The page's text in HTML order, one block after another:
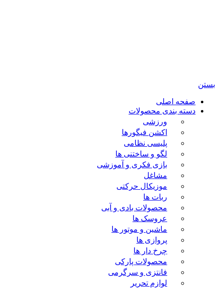
صفحه اصلی
دسته بندی محصولات
ورزشی
اکشن فیگورها
پلیسی نظامی
لگو و ساختنی ها
بازی فکری و آموزشی
مشاغل
موزیکال حرکتی
ربات ها
محصولات بادی و آبی
عروسک ها
ماشین و موتور ها
پروازی ها
چرخ دار ها
محصولات پارکی
فانتزی و سرگرمی
لوازم تحریر